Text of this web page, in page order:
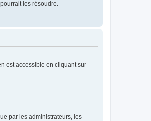
les résoudre.
est accessible en cliquant sur
par les administrateurs, les